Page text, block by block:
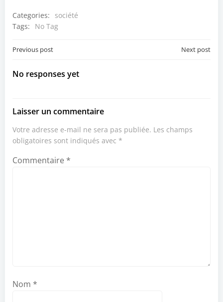
Categories:
société
Tags:
No Tag
Post
navigation
Previous post Next post
No responses yet
Laisser un commentaire
Votre adresse e-mail ne sera pas publiée. Les champs
obligatoires sont indiqués avec *
Commentaire *
Nom *